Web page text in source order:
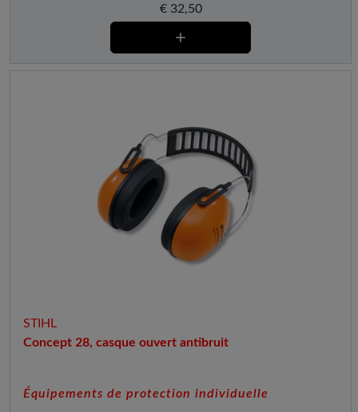
€32,50
STIHL
Concept 28, casque ouvert antibruit
Équipements de protection individuelle